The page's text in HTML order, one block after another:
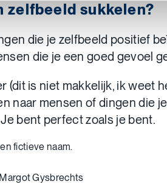
zelfbeeld sukkelen?
die je zelfbeeld positief
die je een goed gevoel
(dit is niet makkelijk, ik weet
naar mensen of dingen die
bent perfect zoals je bent.
fictieve naam.
Gysbrechts